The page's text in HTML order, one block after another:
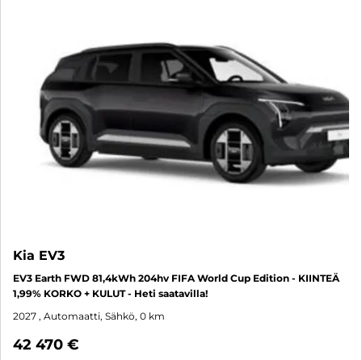
Kia EV3
EV3 Earth FWD 81,4kWh 204hv FIFA World Cup Edition - KIINTEÄ
1,99% KORKO + KULUT - Heti saatavilla!
2027 , Automaatti, Sähkö, 0 km
42 470 €